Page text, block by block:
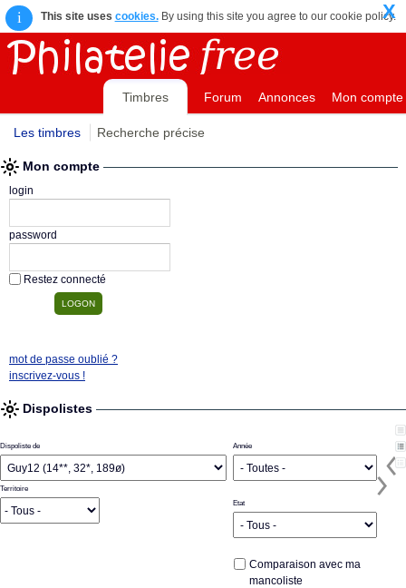
i This site uses cookies.By using this site you agree to our cookie policy.
X
Timbres Forum Annonces Mon compte
Les timbres Recherche précise
Mon compte
login
password
Restez connecté
mot de passe oublié ?
inscrivez-vous !
Dispolistes
Dispoliste de
Territoire
Année
Etat
Comparaison avec ma
mancoliste